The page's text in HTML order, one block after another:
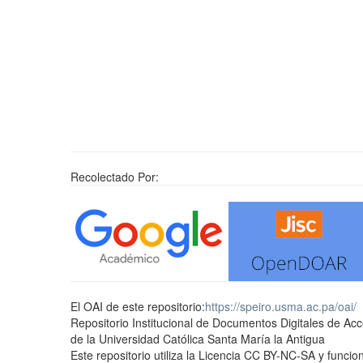
Recolectado Por:
El OAI de este repositorio:https://speiro.usma.ac.pa/oai/
Repositorio Institucional de Documentos Digitales de
de la Universidad Católica Santa María la Antigua
Este repositorio utiliza la Licencia CC BY-NC-SA y